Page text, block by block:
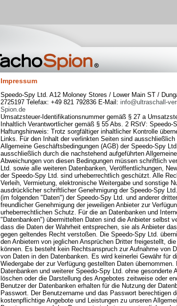
Impressum
Speedo-Spy Ltd. A12 Moloney Stores / Lower Main ST /
2725197 Telefax: +49 821 792836 E-Mail: info@ultraschall-
Spion.de
Umsatzsteuer-Identifikationsnummer gemäß § 27 a
Inhaltlich Verantwortlicher gemäß § 55 Abs. 2 RStV:
Haftungshinweis: Trotz sorgfältiger inhaltlicher Kontrolle
Links. Für den Inhalt der verlinkten Seiten sind
Allgemeine Geschäftsbedingungen (AGB) der Speedo-Spy
ausschließlich durch die nachstehend aufgeführten
Abweichungen von diesen Bedingungen müssen schriftlich
Ltd. sowie alle weiteren Datenbanken, Veröffentlichungen,
der Speedo-Spy Ltd. sind urheberrechtlich geschützt. Alle
Verleih, Vermietung, elektronische Weitergabe und sonstige
ausdrücklicher schriftlicher Genehmigung der Speedo-Spy
(im folgenden "Daten") der Speedo-Spy Ltd. und anderer
freundlicher Genehmigung der jeweiligen Anbieter zur
urheberrechtlichen Schutz. Für die an Datenbanken und
"Datenbanken") übermittelten Daten sind die Anbieter selbst
dass die Daten der Wahrheit entsprechen, sie als Anbieter
gegen geltendes Recht verstoßen. Die Speedo-Spy Ltd.
den Anbietern von jeglichen Ansprüchen Dritter freigestellt,
können. Es besteht kein Rechtsanspruch zur Aufnahme von
von Daten in den Datenbanken. Es wird keinerlei Gewähr für
Wiedergabe der zur Verfügung gestellten Daten
Datenbanken und weiterer Speedo-Spy Ltd. ohne gesonderte
löschen oder die Darstellung des Angebotes zeitweise oder
Benutzer der Datenbanken erhalten für die Nutzung der
Passwort. Der Benutzername und das Passwort berechtigen
kostenpflichtige Angebote und Leistungen zu unseren